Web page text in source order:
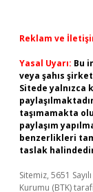
Reklam ve
Yasal Uyarı: Bu
veya şahıs
Sitede yalnızca
taşımamakta
paylaşım
benzerlikleri
taslak
Sitemiz, 5651
Kurumu (BTK)